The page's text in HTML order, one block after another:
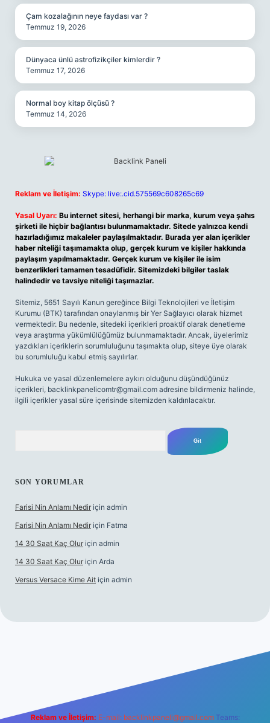
Çam kozalağının neye faydası var ?
Temmuz 19, 2026
Dünyaca ünlü astrofizikçiler kimlerdir ?
Temmuz 17, 2026
Normal boy kitap ölçüsü ?
Temmuz 14, 2026
Reklam ve İletişim: Skype: live:.cid.575569c608265c69
Yasal Uyarı: Bu internet sitesi, herhangi bir marka, kurum veya şahıs
şirketi ile hiçbir bağlantısı bulunmamaktadır. Sitede yalnızca kendi
hazırladığımız makaleler paylaşılmaktadır. Burada yer alan içerikler
haber niteliği taşımamakta olup, gerçek kurum ve kişiler hakkında
paylaşım yapılmamaktadır. Gerçek kurum ve kişiler ile isim
benzerlikleri tamamen tesadüfidir. Sitemizdeki bilgiler taslak
halindedir ve tavsiye niteliği taşımazlar.
Sitemiz, 5651 Sayılı Kanun gereğince Bilgi Teknolojileri ve İletişim
Kurumu (BTK) tarafından onaylanmış bir Yer Sağlayıcı olarak hizmet
vermektedir. Bu nedenle, sitedeki içerikleri proaktif olarak denetleme
veya araştırma yükümlülüğümüz bulunmamaktadır. Ancak, üyelerimiz
yazdıkları içeriklerin sorumluluğunu taşımakta olup, siteye üye olarak
bu sorumluluğu kabul etmiş sayılırlar.
Hukuka ve yasal düzenlemelere aykırı olduğunu düşündüğünüz
içerikleri, backlinkpanelicomtr@gmail.com adresine bildirmeniz halinde,
ilgili içerikler yasal süre içerisinde sitemizden kaldırılacaktır.
SON YORUMLAR
Farisi Nin Anlamı Nedir için admin
Farisi Nin Anlamı Nedir için Fatma
14 30 Saat Kaç Olur için admin
14 30 Saat Kaç Olur için Arda
Versus Versace Kime Ait için admin
Reklam ve İletişim: E-mail: backlinkpaneli@gmail.com Teams: